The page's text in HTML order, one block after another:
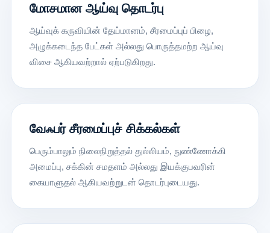
மோசமான ஆய்வு தொடர்பு
ஆய்வுக் கருவியின் தேய்மானம், சீரமைப்புப் பிழை,
அழுக்கடைந்த பேட்கள் அல்லது பொருத்தமற்ற ஆய்வு
விசை ஆகியவற்றால் ஏற்படுகிறது.
வேஃபர் சீரமைப்புச் சிக்கல்கள்
பெரும்பாலும் நிலைநிறுத்தல் துல்லியம், நுண்ணோக்கி
அமைப்பு, சக்கின் சமதளம் அல்லது இயக்குபவரின்
கையாளுதல் ஆகியவற்றுடன் தொடர்புடையது.